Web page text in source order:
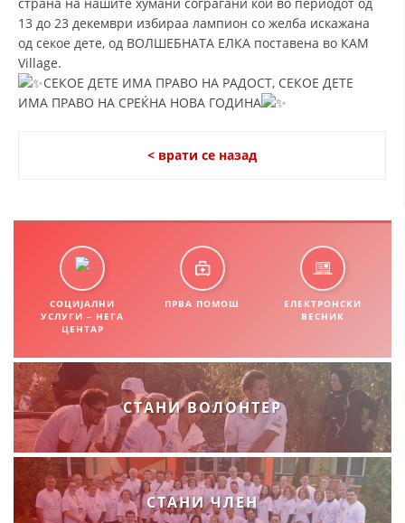
ОРГАНИЗАЦИЈА И РАЗВОЈ
СОБРАНИЕ
ДИСЕМИНАЦИЈА
MЕЃУНАРОДНО ХУМАНИТАРНО ПРАВО
ПРОМОЦИЈА НА ХУМАНИ ВРЕДНОСТИ
СОЦИЈАЛНО ХУМАНИТАРНА ДЕЈНОСТ
КАКО ДА ДОНИРАТЕ
ПОДГОТВЕНОСТ И ДЕЈСТВО ПРИ КАТАСТРОФИ
ТИМОВИ НА ООЦК ОХРИД
ПРОЕКТИ – ПОДГОТВЕНОСТ И ДЕЈСТВУВАЊЕ ПРИ КАТАСТРОФИ
13 до 23 декември избираа лампион со желба искажана
од секое дете, од ВОЛШЕБНАТА ЕЛКА поставена во КАМ
Village.
СЕКОЕ ДЕТЕ ИМА ПРАВО НА РАДОСТ, СЕКОЕ ДЕТЕ
ИМА ПРАВО НА СРЕЌНА НОВА ГОДИНА
< врати се назад
СОЦИЈАЛНИ
УСЛУГИ – НЕГА
ЦЕНТАР
ПРВА ПОМОШ
ЕЛЕКТРОНСКИ
ВЕСНИК
СТАНИ ВОЛОНТЕР
СТАНИ ЧЛЕН